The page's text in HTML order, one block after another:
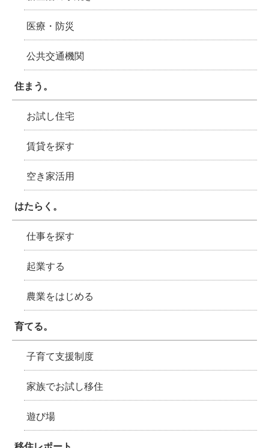
医療・防災
公共交通機関
住まう。
お試し住宅
賃貸を探す
空き家活用
はたらく。
仕事を探す
起業する
農業をはじめる
育てる。
子育て支援制度
家族でお試し移住
遊び場